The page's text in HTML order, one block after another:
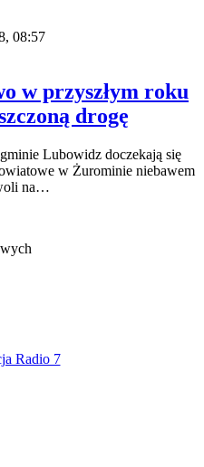
08:57
w przyszłym roku
drogę
Lubowidz doczekają się
w Żurominie niebawem
na…